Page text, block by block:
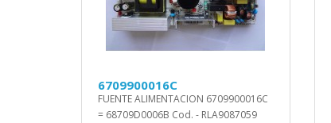
6709900016C
FUENTE ALIMENTACION 6709900016C
= 68709D0006B Cod. - RLA9087059